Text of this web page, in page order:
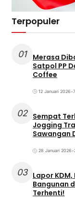
Terpopuler
01
Merasa
Satpol PP
Coffee
12 Januari 2026•
02 Sempat
Jogging
Sawangan
28 Januari 2026•
03 Lapor
Bangunan
Terhenti!